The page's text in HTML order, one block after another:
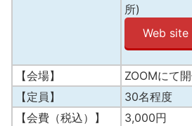
所)
Web site
【会場】
ZOOMにて
【定員】
30名程度
【会費（税込）】
3,000円